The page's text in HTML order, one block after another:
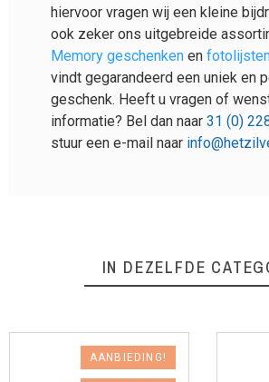
hiervoor vragen wij een kleine
ook zeker ons uitgebreide
Memory geschenken en
vindt gegarandeerd een uniek en
geschenk. Heeft u vragen of
informatie? Bel dan naar 31 (0)
stuur een e-mail naar
IN DEZELFDE
AANBIEDING!